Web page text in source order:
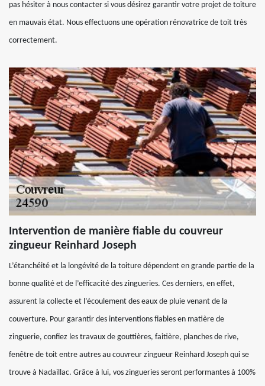
pas hésiter à nous contacter si vous désirez garantir votre projet de toiture
en mauvais état. Nous effectuons une opération rénovatrice de toit très
correctement.
Intervention de manière fiable du couvreur
zingueur Reinhard Joseph
L’étanchéité et la longévité de la toiture dépendent en grande partie de la
bonne qualité et de l’efficacité des zingueries. Ces derniers, en effet,
assurent la collecte et l’écoulement des eaux de pluie venant de la
couverture. Pour garantir des interventions fiables en matière de
zinguerie, confiez les travaux de gouttières, faitière, planches de rive,
fenêtre de toit entre autres au couvreur zingueur Reinhard Joseph qui se
trouve à Nadaillac. Grâce à lui, vos zingueries seront performantes à 100%